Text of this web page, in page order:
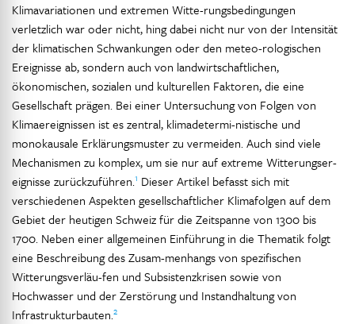
Klimavariationen und extremen Witte-rungsbedingungen
verletzlich war oder nicht, hing dabei nicht nur von der Intensität
der klimatischen Schwankungen oder den meteo-rologischen
Ereignisse ab, sondern auch von landwirtschaftlichen,
ökonomischen, sozialen und kulturellen Faktoren, die eine
Gesellschaft prägen. Bei einer Untersuchung von Folgen von
Klimaereignissen ist es zentral, klimadetermi-nistische und
monokausale Erklärungsmuster zu vermeiden. Auch sind viele
Mechanismen zu komplex, um sie nur auf extreme Witterungser-
eignisse zurückzuführen.1 Dieser Artikel befasst sich mit
verschiedenen Aspekten gesellschaftlicher Klimafolgen auf dem
Gebiet der heutigen Schweiz für die Zeitspanne von 1300 bis
1700. Neben einer allgemeinen Einführung in die Thematik folgt
eine Beschreibung des Zusam-menhangs von spezifischen
Witterungsverläu-fen und Subsistenzkrisen sowie von
Hochwasser und der Zerstörung und Instandhaltung von
Infrastrukturbauten.2